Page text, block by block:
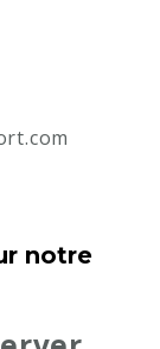
notre